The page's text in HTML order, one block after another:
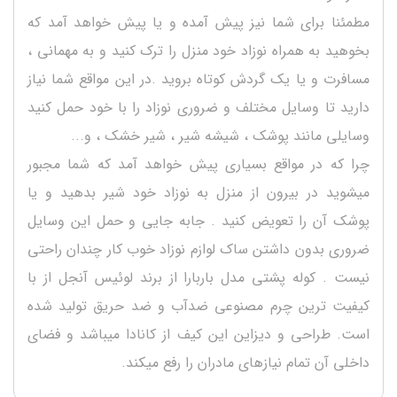
مطمئنا برای شما نیز پیش آمده و یا پیش خواهد آمد که
بخوهید به همراه نوزاد خود منزل را ترک کنید و به مهمانی ،
مسافرت و یا یک گردش کوتاه بروید .در این مواقع شما نیاز
دارید تا وسایل مختلف و ضروری نوزاد را با خود حمل کنید
وسایلی مانند پوشک ، شیشه شیر ، شیر خشک ، و...
چرا که در مواقع بسیاری پیش خواهد آمد که شما مجبور
میشوید در بیرون از منزل به نوزاد خود شیر بدهید و یا
پوشک آن را تعویض کنید . جابه جایی و حمل این وسایل
ضروری بدون داشتن ساک لوازم نوزاد خوب کار چندان راحتی
نیست . کوله پشتی مدل باربارا از برند لوئیس آنجل از با
کیفیت ترین چرم مصنوعی ضدآب و ضد حریق تولید شده
است. طراحی و دیزاین این کیف از کانادا میباشد و فضای
داخلی آن تمام نیازهای مادران را رفع میکند.